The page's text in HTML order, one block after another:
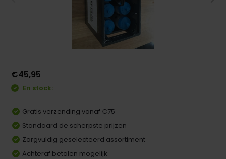
€45,95
En stock:
Gratis verzending vanaf €75
Standaard de scherpste prijzen
Zorgvuldig geselecteerd assortiment
Achteraf betalen mogelijk